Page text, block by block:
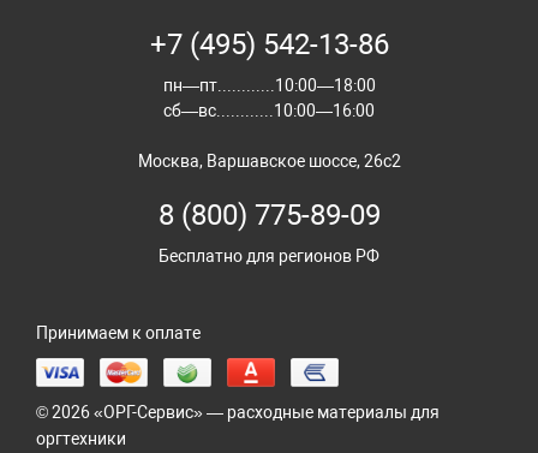
+7 (495) 542-13-86
пн—пт............10:00—18:00
сб—вс............10:00—16:00
Москва, Варшавское шоссе, 26с2
8 (800) 775-89-09
Бесплатно для регионов РФ
Принимаем к оплате
© 2026 «ОРГ-Сервис» — расходные материалы для
оргтехники